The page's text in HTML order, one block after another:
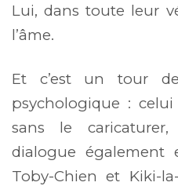
Lui, dans toute leur
l’âme.
Et c’est un tour
psychologique :
sans le
dialogue également
Toby-Chien et Kiki-